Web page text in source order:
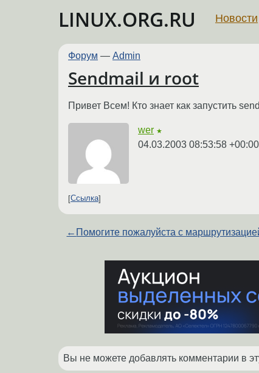
LINUX.ORG.RU Новости
Форум — Admin
Sendmail и root
Привет Всем! Кто знает как запустить
wer ★
04.03.2003 08:53:58 +00:00
Ссылка
← Помогите пожалуйста с
Вы не можете добавлять комментарии в